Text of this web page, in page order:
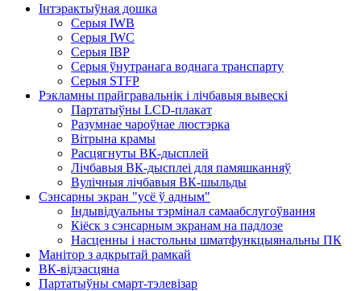
Інтэрактыўная дошка
Серыя IWB
Серыя IWC
Серыя ІВР
Серыя ўнутранага воднага транспарту
Серыя STFP
Рэкламны прайгравальнік і лічбавыя вывескі
Партатыўны LCD-плакат
Разумнае чароўнае люстэрка
Вітрына крамы
Расцягнуты ВК-дысплей
Лічбавыя ВК-дысплеі для памяшканняў
Вулічныя лічбавыя ВК-шыльды
Сэнсарны экран "усё ў адным"
Індывідуальны тэрмінал самаабслугоўвання
Кіёск з сэнсарным экранам на падлозе
Насценны і настольны шматфункцыянальны ПК
Манітор з адкрытай рамкай
ВК-відэасцяна
Партатыўны смарт-тэлевізар